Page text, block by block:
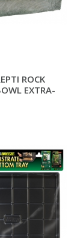
ROCK
EXTRA-